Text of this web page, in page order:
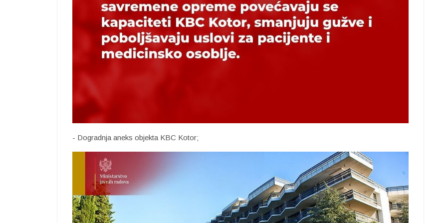
- Dogradnja aneks objekta KBC Kotor;